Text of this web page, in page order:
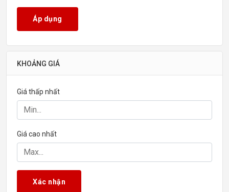
NVIDIA RTX 3070/3070Ti
NVIDIA RTX 3080
NVIDIA RTX 4060Ti
NVIDIA RTX 4070Ti/4070 Super
NVIDIA RTX 4070Ti Super
NVIDIA RTX 4090
NVIDIA RTX 5060/5060Ti
NVIDIA RTX 5070/5070Ti
NVIDIA RTX 5080
Áp dụng
KHOẢNG GIÁ
Giá thấp nhất
Giá cao nhất
Xác nhận